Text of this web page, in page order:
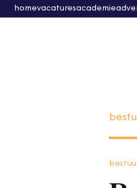
homevacaturesacademie